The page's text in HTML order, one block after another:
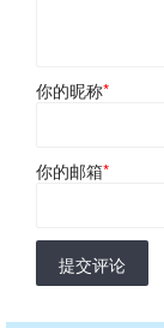
你的昵称*
你的邮箱*
提交评论